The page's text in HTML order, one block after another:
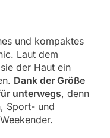
und kompaktes
Laut dem
der Haut ein
Dank der Größe
unterwegs, denn
Sport- und